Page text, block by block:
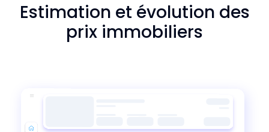
Estimation et évolution des
prix immobiliers